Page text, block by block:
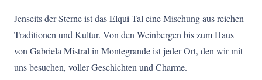
Jenseits der Sterne ist das Elqui-Tal eine Mischung aus reichen
Traditionen und Kultur. Von den Weinbergen bis zum Haus
von Gabriela Mistral in Montegrande ist jeder Ort, den wir mit
uns besuchen, voller Geschichten und Charme.